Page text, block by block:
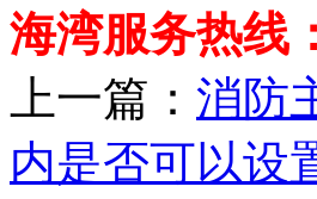
海湾服务热线
上一篇： 消防
内是否可以设